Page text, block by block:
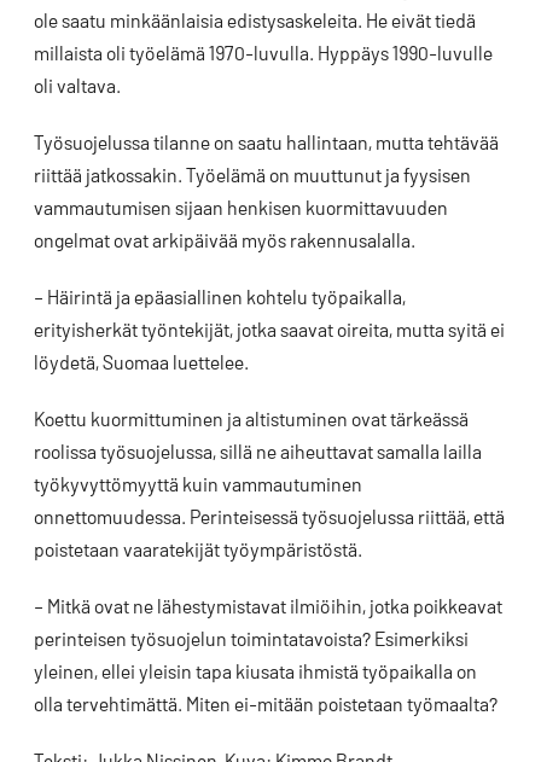
ole saatu minkäänlaisia edistysaskeleita. He eivät tiedä
millaista oli työelämä 1970-luvulla. Hyppäys 1990-luvulle
oli valtava.
Työsuojelussa tilanne on saatu hallintaan, mutta tehtävää
riittää jatkossakin. Työelämä on muuttunut ja fyysisen
vammautumisen sijaan henkisen kuormittavuuden
ongelmat ovat arkipäivää myös rakennusalalla.
– Häirintä ja epäasiallinen kohtelu työpaikalla,
erityisherkät työntekijät, jotka saavat oireita, mutta syitä ei
löydetä, Suomaa luettelee.
Koettu kuormittuminen ja altistuminen ovat tärkeässä
roolissa työsuojelussa, sillä ne aiheuttavat samalla lailla
työkyvyttömyyttä kuin vammautuminen
onnettomuudessa. Perinteisessä työsuojelussa riittää, että
poistetaan vaaratekijät työympäristöstä.
– Mitkä ovat ne lähestymistavat ilmiöihin, jotka poikkeavat
perinteisen työsuojelun toimintatavoista? Esimerkiksi
yleinen, ellei yleisin tapa kiusata ihmistä työpaikalla on
olla tervehtimättä. Miten ei-mitään poistetaan työmaalta?